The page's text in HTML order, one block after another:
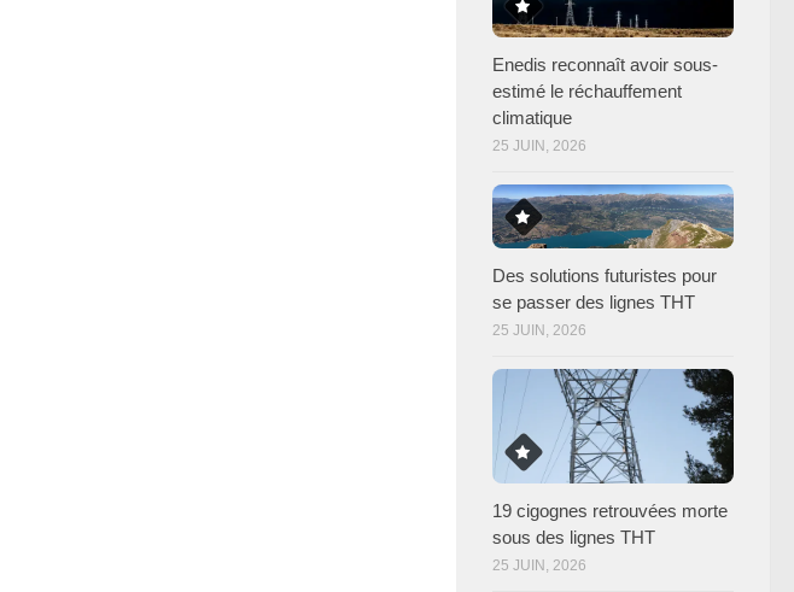
Enedis reconnaît avoir sous-
estimé le réchauffement
climatique
25 JUIN, 2026
Des solutions futuristes pour
se passer des lignes THT
25 JUIN, 2026
19 cigognes retrouvées morte
sous des lignes THT
25 JUIN, 2026